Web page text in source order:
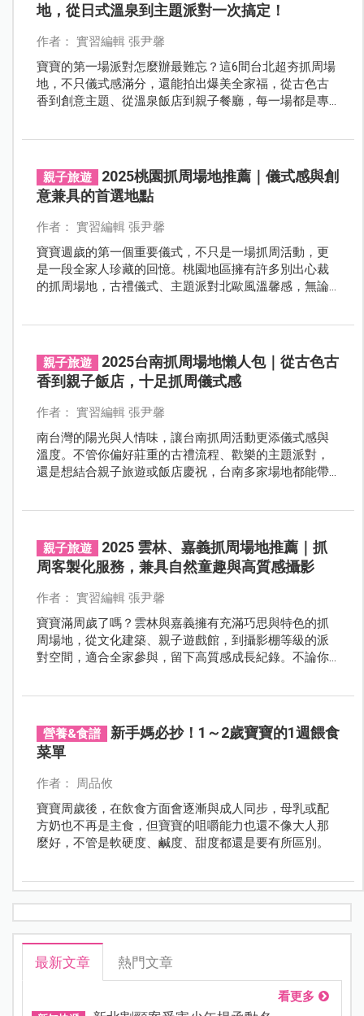
地，從日式溫泉到主題派對一次搞定！
作者： 實習編輯 張尹馨
寶寶的第一場派對怎麼辦最難忘？這6間台北超夯抓周場
地，不只儀式感滿分，還能拍出爆美全家福，從古色古
香到創意主題、從溫泉飯店到親子餐廳，每一場都是專
親子旅遊
2025桃園抓周場地推薦｜儀式感與創
意兼具的首選地點
作者： 實習編輯 張尹馨
寶寶週歲的第一個重要儀式，不只是一場抓周活動，更
是一段全家人珍藏的回憶。桃園地區擁有許多別出心裁
的抓周場地，古禮儀式、主題派對北歐風溫馨感，無論
親子旅遊
2025台南抓周場地懶人包｜從古色古
香到親子飯店，十足抓周儀式感
作者： 實習編輯 張尹馨
南台灣的陽光與人情味，讓台南抓周活動更添儀式感與
溫度。不管你偏好莊重的古禮流程、歡樂的主題派對，
還是想結合親子旅遊或飯店慶祝，台南多家場地都能帶
親子旅遊
2025 雲林、嘉義抓周場地推薦｜抓
周客製化服務，兼具自然童趣與高質感攝影
作者： 實習編輯 張尹馨
寶寶滿周歲了嗎？雲林與嘉義擁有充滿巧思與特色的抓
周場地，從文化建築、親子遊戲館，到攝影棚等級的派
對空間，適合全家參與，留下高質感成長紀錄。不論你
營養&食譜
新手媽必抄！1～2歲寶寶的1週餵食
菜單
作者： 周品攸
寶寶周歲後，在飲食方面會逐漸與成人同步，母乳或配
方奶也不再是主食，但寶寶的咀嚼能力也還不像大人那
麼好，不管是軟硬度、鹹度、甜度都還是要有所區別。
最新文章 熱門文章
看更多